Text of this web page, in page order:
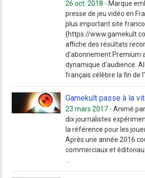
26 oct. 2018 - Marque
presse de jeu vidéo en
plus important site
{https://
affiche des résultats
d'abonnement Premium
dynamique d'audience.
français célèbre la fin de
Gamekult passe à la
23 mars 2017 -Animé
dix journalistes
la référence pour les
Après une année 2016
commerciaux et